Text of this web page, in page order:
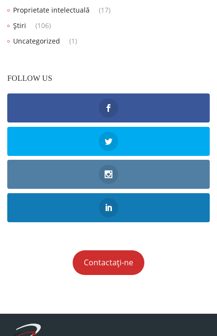
Proprietate intelectuală
(17)
Știri
(106)
Uncategorized
(1)
FOLLOW US
Contactați-ne